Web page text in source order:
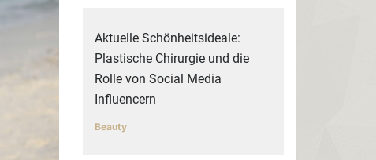
Aktuelle Schönheitsideale:
Plastische Chirurgie und die
Rolle von Social Media
Influencern
Beauty